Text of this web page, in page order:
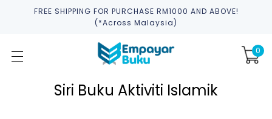
FREE SHIPPING FOR PURCHASE RM1000 AND ABOVE!
(*across Malaysia)
0
Siri Buku Aktiviti Islamik